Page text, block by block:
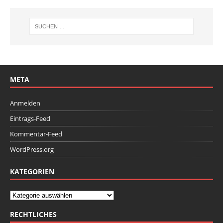
META
Anmelden
Eintrags-Feed
Kommentar-Feed
WordPress.org
KATEGORIEN
RECHTLICHES